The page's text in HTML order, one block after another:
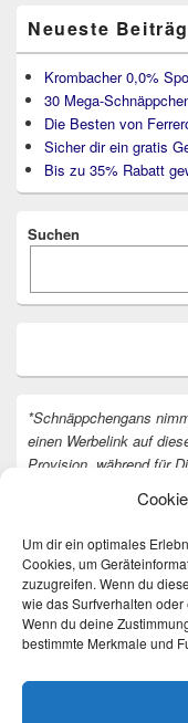
Um dir ein optimales
Cookies, um
zuzugreifen. Wenn du
wie das Surfverhalten
Wenn du deine
bestimmte Merkmale und
Neueste
Krombacher 0,0%
30 Mega-
Die Besten von
Sicher dir ein gratis
Bis zu 35% Rabatt
Suchen
*Schnäppchengans
einen Werbelink auf
Provision, während für
Vielen Dank dafür!